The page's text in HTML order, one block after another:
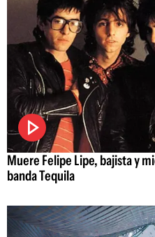
Muere Felipe Lipe, bajista y
banda Tequila